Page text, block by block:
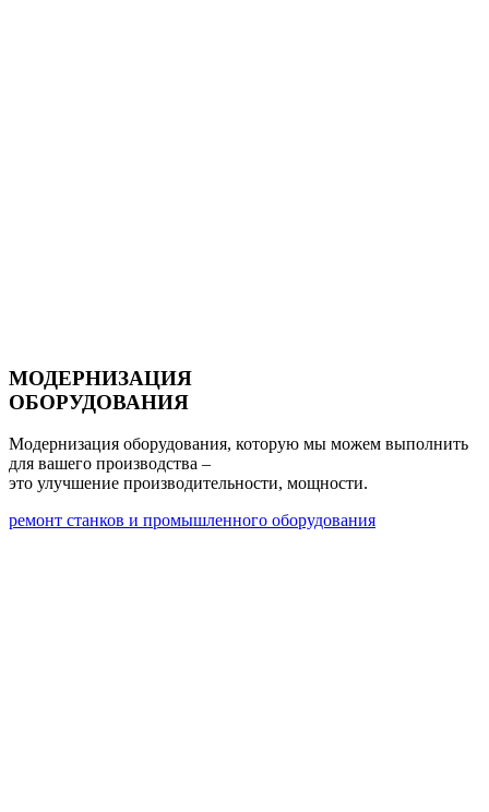
МОДЕРНИЗАЦИЯ
ОБОРУДОВАНИЯ
Модернизация оборудования, которую мы можем выполнить
для вашего производства –
это улучшение производительности, мощности.
ремонт станков и промышленного оборудования